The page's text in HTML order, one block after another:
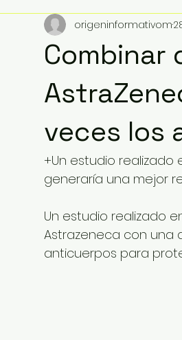
Logística y Puertos Deportes
Combinar
veces los
origeninformativom
+Un estudio
generaría una mejor
Un estudio realizado
Astrazeneca con una
anticuerpos para